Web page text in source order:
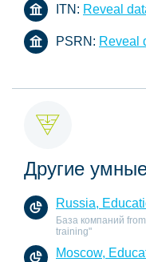
ITN: Reveal
PSRN: Reveal
Другие
Russia,
База компаний
training"
Moscow,